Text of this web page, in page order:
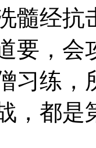
髓经
要，会
习练
，都